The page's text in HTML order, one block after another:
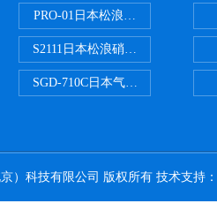
PRO-01日本松浪硝子玻璃制品载
S2111日本松浪硝子载玻片
SGD-710C日本气体分割器
）科技有限公司 版权所有 技术支持：